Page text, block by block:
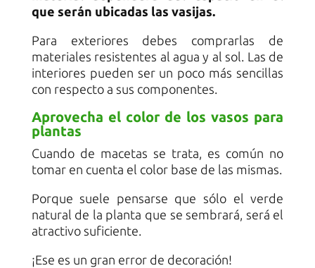
que serán ubicadas las vasijas.
Para exteriores debes comprarlas de
materiales resistentes al agua y al sol. Las de
interiores pueden ser un poco más sencillas
con respecto a sus componentes.
Aprovecha el color de los vasos para
plantas
Cuando de macetas se trata, es común no
tomar en cuenta el color base de las mismas.
Porque suele pensarse que sólo el verde
natural de la planta que se sembrará, será el
atractivo suficiente.
¡Ese es un gran error de decoración!